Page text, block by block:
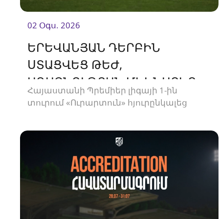
02 Օգս. 2026
ԵՐԵՎԱՆՅԱՆ ԴԵՐԲԻՆ
ՍՏԱՑՎԵՑ ԹԵԺ,
ԱՌԱՋՆՈՒԹՅԱՆ ՄԵԿՆԱՐԿԸ
ՍԿՍԵՑԻՆՔ ՄԱՐՏԱԿԱՆ ՈՉ-
Հայաստանի Պրեմիեր լիգայի 1-ին
տուրում «Ուրարտուն» հյուրընկալեց